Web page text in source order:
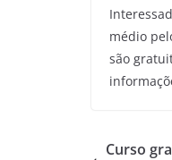
médio
são
Curso